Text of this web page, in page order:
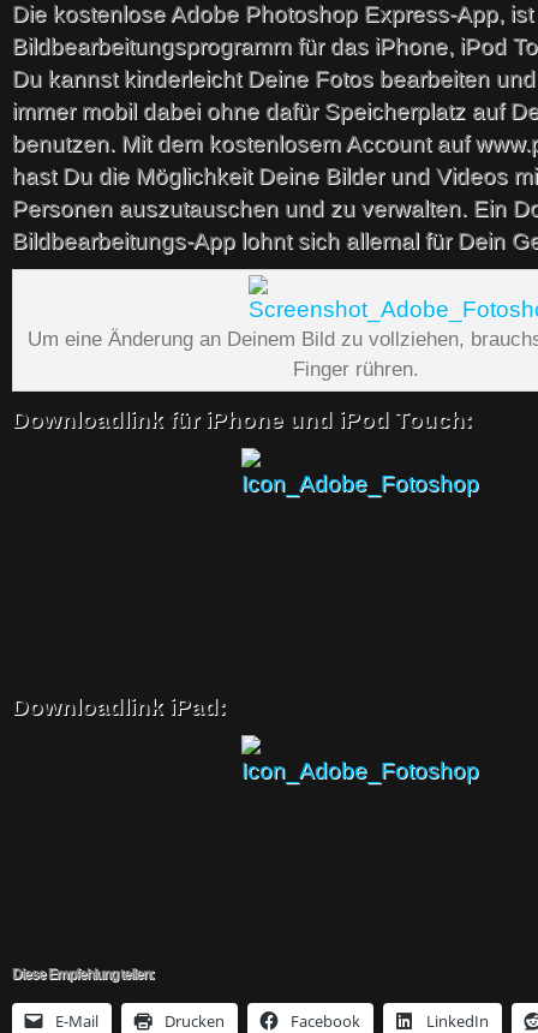
Die kostenlose Adobe Photoshop Express-App,
Bildbearbeitungsprogramm für das iPhone, iPod
Du kannst kinderleicht Deine Fotos bearbeiten
immer mobil dabei ohne dafür Speicherplatz auf
benutzen. Mit dem kostenlosem Account auf
hast Du die Möglichkeit Deine Bilder und Videos
Personen auszutauschen und zu verwalten. Ein
Bildbearbeitungs-App lohnt sich allemal für Dein
Um eine Änderung an Deinem Bild zu vollziehen,
Finger rühren.
Downloadlink für iPhone und iPod Touch:
Downloadlink iPad:
Diese Empfehlung teilen:
E-Mail Drucken Facebook LinkedIn